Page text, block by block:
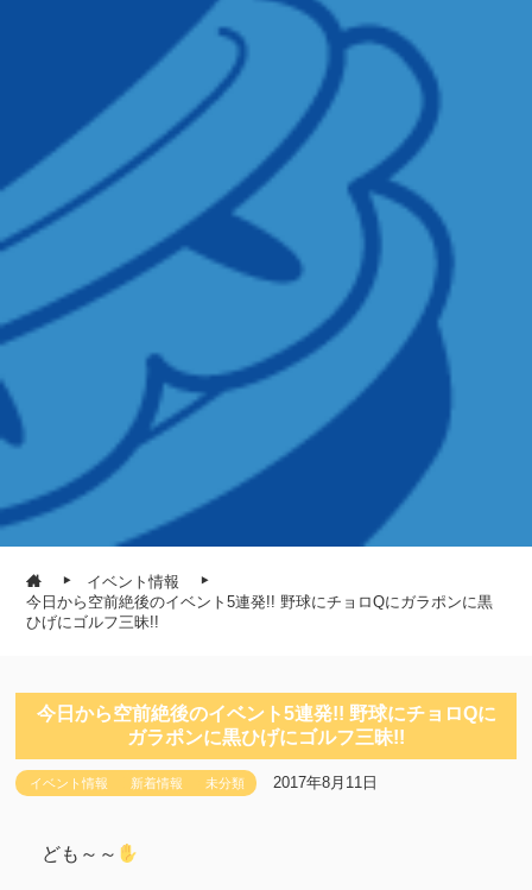
イベント情報
今日から空前絶後のイベント5連発!! 野球にチョロQにガラポンに黒
ひげにゴルフ三昧!!
今日から空前絶後のイベント5連発!! 野球にチョロQに
ガラポンに黒ひげにゴルフ三昧!!
イベント情報 新着情報 未分類 2017年8月11日
ども～～